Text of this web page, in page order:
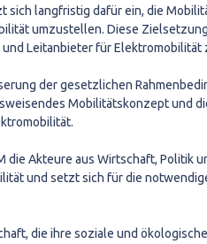
sich langfristig dafür ein, die
umzustellen. Diese
Leitanbieter für Elektromobilität
der gesetzlichen
Mobilitätskonzept und
die Akteure aus Wirtschaft, Politik
und setzt sich für die
die ihre soziale und